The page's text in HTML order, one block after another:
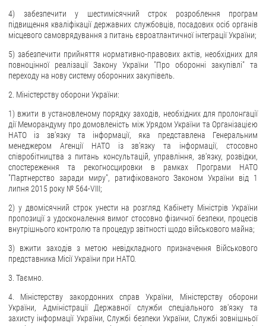
4) забезпечити у шестимісячний строк розроблення програм
підвищення кваліфікації державних службовців, посадових осіб органів
місцевого самоврядування з питань євроатлантичної інтеграції України;
5) забезпечити прийняття нормативно-правових актів, необхідних для
повноцінної реалізації Закону України "Про оборонні закупівлі" та
переходу на нову систему оборонних закупівель.
2. Міністерству оборони України:
1) вжити в установленому порядку заходів, необхідних для пролонгації
дії Меморандуму про домовленість між Урядом України та Організацією
НАТО із зв'язку та інформації, яка представлена Генеральним
менеджером Агенції НАТО із зв'язку та інформації, стосовно
співробітництва з питань консультацій, управління, зв'язку, розвідки,
спостереження та рекогносцировки в рамках Програми НАТО
"Партнерство заради миру", ратифікованого Законом України від 1
липня 2015 року № 564-VIII;
2) у двомісячний строк унести на розгляд Кабінету Міністрів України
пропозиції з удосконалення вимог стосовно фізичної безпеки, процесів
внутрішнього контролю та процедур звітності щодо військового майна;
3) вжити заходів з метою невідкладного призначення Військового
представника Місії України при НАТО.
3. Таємно.
4. Міністерству закордонних справ України, Міністерству оборони
України, Адміністрації Державної служби спеціального зв'язку та
захисту інформації України, Службі безпеки України, Службі зовнішньої